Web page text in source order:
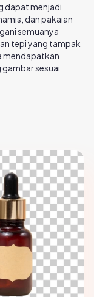
dapat menjadi
dan pakaian
semuanya
tepi yang tampak
mendapatkan
sesuai